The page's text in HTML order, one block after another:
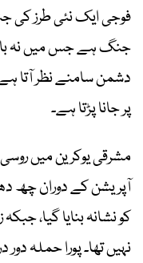
فوجی ایک نئی طرز کی
جنگ ہے جس میں نہ
دشمن سامنے نظر آتا ہے
پر جانا پڑتا ہے۔
مشرقی یوکرین میں
آپریشن کے دوران چھ
کو نشانہ بنایا گیا،
نہیں تھا۔ پورا حملہ دور